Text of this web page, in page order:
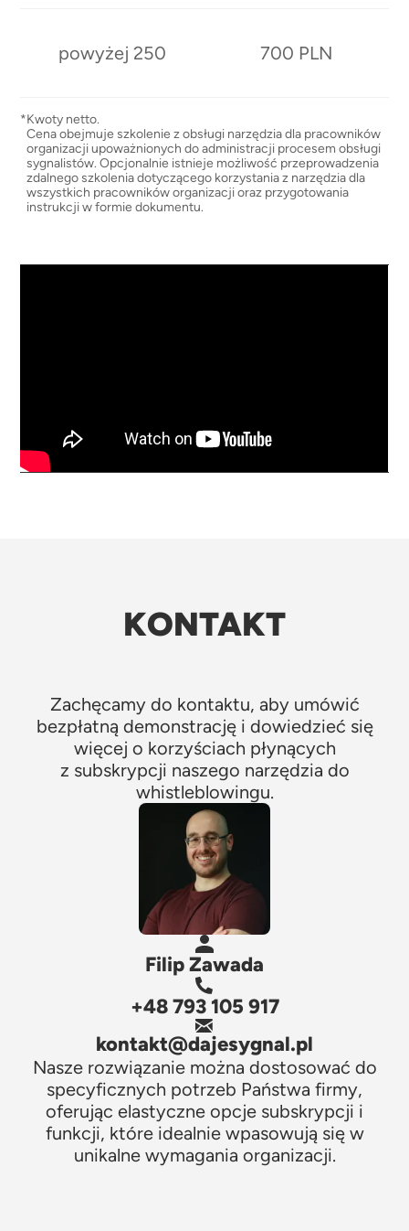
powyżej 250 700 PLN
*Kwoty netto.
Cena obejmuje szkolenie z obsługi narzędzia dla pracowników
organizacji upoważnionych do administracji procesem obsługi
sygnalistów. Opcjonalnie istnieje możliwość przeprowadzenia
zdalnego szkolenia dotyczącego korzystania z narzędzia dla
wszystkich pracowników organizacji oraz przygotowania
instrukcji w formie dokumentu.
KONTAKT
Zachęcamy do kontaktu, aby umówić
bezpłatną demonstrację i dowiedzieć się
więcej o korzyściach płynących
z subskrypcji naszego narzędzia do
whistleblowingu.
Filip Zawada
+48 793 105 917
kontakt@dajesygnal.pl
Nasze rozwiązanie można dostosować do
specyficznych potrzeb Państwa firmy,
oferując elastyczne opcje subskrypcji i
funkcji, które idealnie wpasowują się w
unikalne wymagania organizacji.